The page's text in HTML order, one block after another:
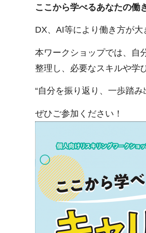
ここから学べるあなたの働
DX、AI等により働き方が大
本ワークショップでは、自
整理し、必要なスキルや学
“自分を振り返り、一歩踏
ぜひご参加ください！